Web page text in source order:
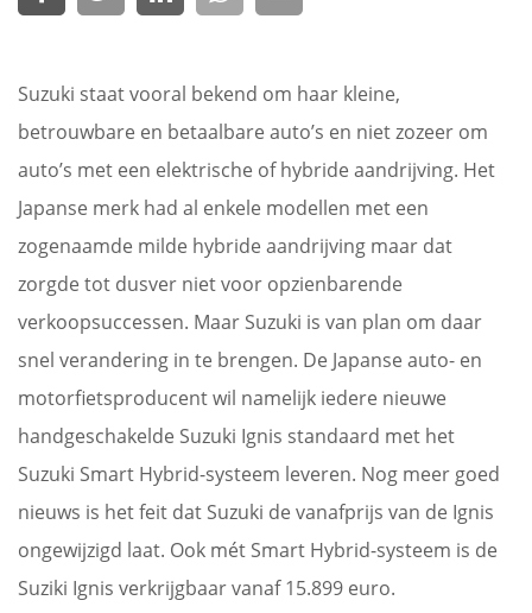
Suzuki staat vooral bekend om haar kleine,
betrouwbare en betaalbare auto’s en niet zozeer om
auto’s met een elektrische of hybride aandrijving. Het
Japanse merk had al enkele modellen met een
zogenaamde milde hybride aandrijving maar dat
zorgde tot dusver niet voor opzienbarende
verkoopsuccessen. Maar Suzuki is van plan om daar
snel verandering in te brengen. De Japanse auto- en
motorfietsproducent wil namelijk iedere nieuwe
handgeschakelde Suzuki Ignis standaard met het
Suzuki Smart Hybrid-systeem leveren. Nog meer goed
nieuws is het feit dat Suzuki de vanafprijs van de Ignis
ongewijzigd laat. Ook mét Smart Hybrid-systeem is de
Suziki Ignis verkrijgbaar vanaf 15.899 euro.